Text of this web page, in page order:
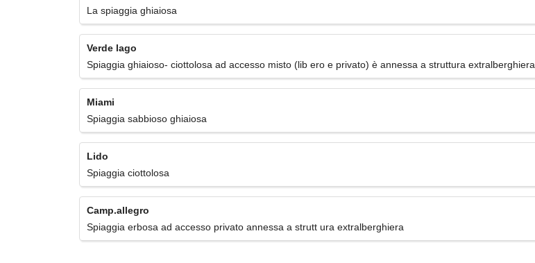
La spiaggia ghiaiosa
Verde lago
Spiaggia ghiaioso- ciottolosa ad accesso misto (lib ero e privato) è annessa a struttura extralberghiera
Miami
Spiaggia sabbioso ghiaiosa
Lido
Spiaggia ciottolosa
Camp.allegro
Spiaggia erbosa ad accesso privato annessa a strutt ura extralberghiera